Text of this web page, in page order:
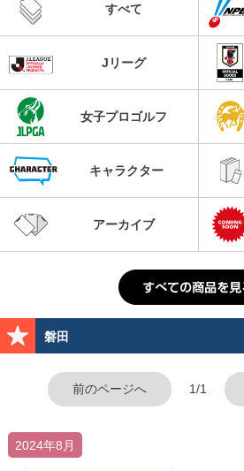
すべて
Jリーグ
女子プロゴルフ
キャラクター
アーカイブ
磐田
前のページへ 1/1
2024年8月